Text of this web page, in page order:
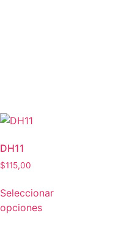
DH11
$115,00
Seleccionar
opciones